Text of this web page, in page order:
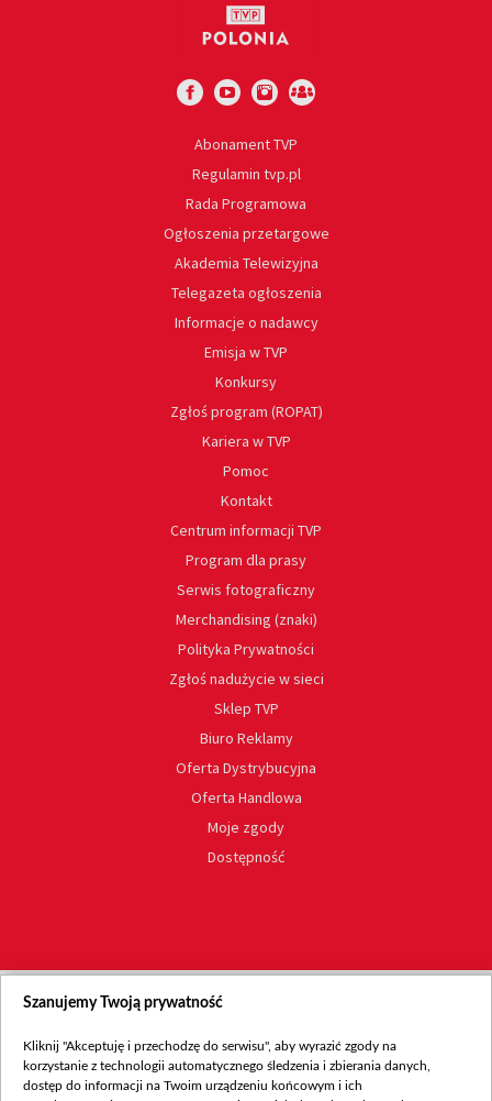
Abonament TVP
Regulamin tvp.pl
Rada Programowa
Ogłoszenia przetargowe
Akademia Telewizyjna
Telegazeta ogłoszenia
Informacje o nadawcy
Emisja w TVP
Konkursy
Zgłoś program (ROPAT)
Kariera w TVP
Pomoc
Kontakt
Centrum informacji TVP
Program dla prasy
Serwis fotograficzny
Merchandising (znaki)
Polityka Prywatności
Zgłoś nadużycie w sieci
Sklep TVP
Biuro Reklamy
Oferta Dystrybucyjna
Oferta Handlowa
Moje zgody
Dostępność
Szanujemy Twoją prywatność
Kliknij "Akceptuję i przechodzę do serwisu", aby wyrazić zgody na
korzystanie z technologii automatycznego śledzenia i zbierania danych,
dostęp do informacji na Twoim urządzeniu końcowym i ich